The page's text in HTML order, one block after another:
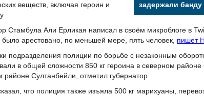
задержали банду
веществ, включая героин и
Стамбула Али Ерликая написал в своём микроблоге в
арестовано, по меньшей мере, пять человек, пишет
подразделения полиции по борьбе с незаконным
в общей сложности 850 кг героина в северном
районе Султанбейли, отметил губернатор.
что полиция также изъяла 500 кг марихуаны,